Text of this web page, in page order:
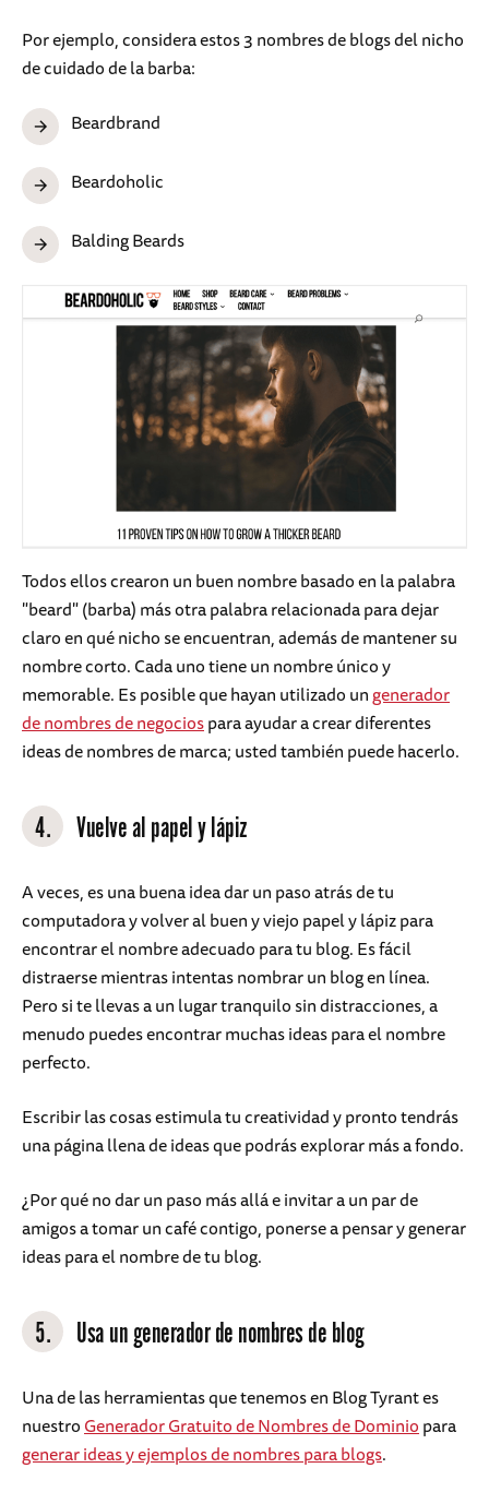
Por ejemplo, considera estos 3 nombres de blogs del nicho
de cuidado de la barba:
Beardbrand
Beardoholic
Balding Beards
Todos ellos crearon un buen nombre basado en la palabra
"beard" (barba) más otra palabra relacionada para dejar
claro en qué nicho se encuentran, además de mantener su
nombre corto. Cada uno tiene un nombre único y
memorable. Es posible que hayan utilizado ungenerador
de nombres de negociospara ayudar a crear diferentes
ideas de nombres de marca; usted también puede hacerlo.
4. Vuelve al papel y lápiz
A veces, es una buena idea dar un paso atrás de tu
computadora y volver al buen y viejo papel y lápiz para
encontrar el nombre adecuado para tu blog. Es fácil
distraerse mientras intentas nombrar un blog en línea.
Pero si te llevas a un lugar tranquilo sin distracciones, a
menudo puedes encontrar muchas ideas para el nombre
perfecto.
Escribir las cosas estimula tu creatividad y pronto tendrás
una página llena de ideas que podrás explorar más a fondo.
¿Por qué no dar un paso más allá e invitar a un par de
amigos a tomar un café contigo, ponerse a pensar y generar
ideas para el nombre de tu blog.
5. Usa un generador de nombres de blog
Una de las herramientas que tenemos en Blog Tyrant es
nuestroGenerador Gratuito de Nombres de Dominiopara
generar ideas y ejemplos de nombres para blogs.